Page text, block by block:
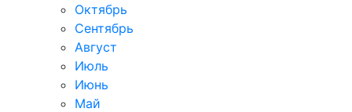
Октябрь
Сентябрь
Август
Июль
Июнь
Май